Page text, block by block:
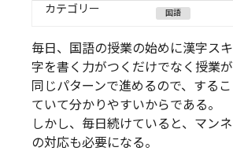
カテゴリー 国語
毎日、国語の授業の始めに漢字ス
字を書く力がつくだけでなく授業が
同じパターンで進めるので、する
ていて分かりやすいからである。
しかし、毎日続けていると、マン
の対応も必要になる。